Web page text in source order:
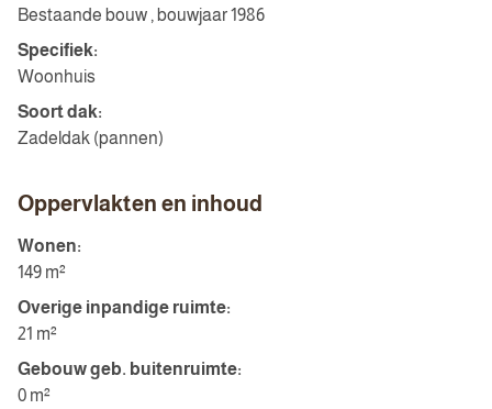
Bestaande bouw , bouwjaar 1986
Specifiek:
Woonhuis
Soort dak:
Zadeldak (pannen)
Oppervlakten en inhoud
Wonen:
149 m²
Overige inpandige ruimte:
21 m²
Gebouw geb. buitenruimte:
0 m²